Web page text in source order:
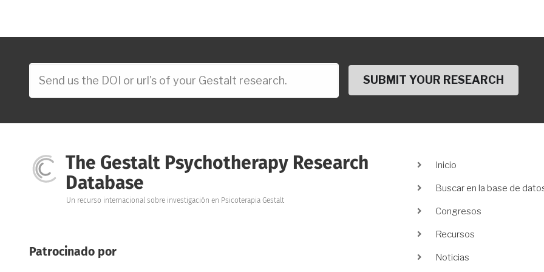
The Gestalt Psychotherapy Research
Database
Un recurso internacional sobre investigación en Psicoterapia Gestalt
Patrocinado por
Main
Inicio
Buscar en la base de
Congresos
Recursos
Noticias